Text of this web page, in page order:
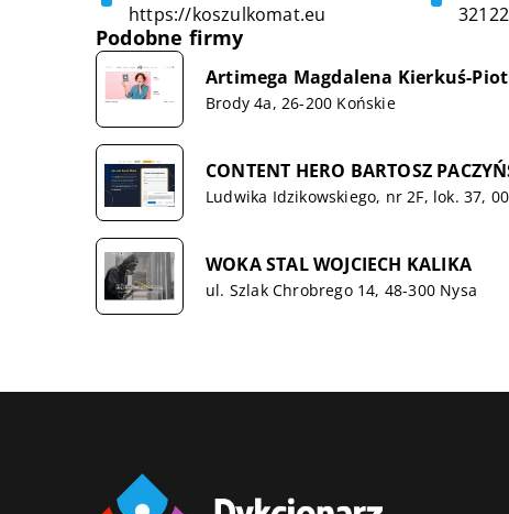
https://koszulkomat.eu
Podobne firmy
Artimega Magdalena Kierkuś-
Brody 4a, 26-200 Końskie
CONTENT HERO BARTOSZ
Ludwika Idzikowskiego, nr 2F, lok. 37,
WOKA STAL WOJCIECH KALIKA
ul. Szlak Chrobrego 14, 48-300 Nysa